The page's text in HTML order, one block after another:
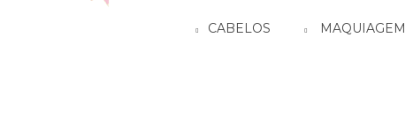
CABELOS MAQUIAGEM